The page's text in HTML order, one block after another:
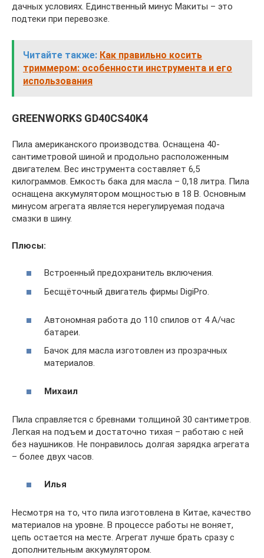
дачных условиях. Единственный минус Макиты – это
подтеки при перевозке.
Читайте также: Как правильно косить
триммером: особенности инструмента и его
использования
GREENWORKS GD40CS40K4
Пила американского производства. Оснащена 40-
сантиметровой шиной и продольно расположенным
двигателем. Вес инструмента составляет 6,5
килограммов. Емкость бака для масла – 0,18 литра. Пила
оснащена аккумулятором мощностью в 18 В. Основным
минусом агрегата является нерегулируемая подача
смазки в шину.
Плюсы:
Встроенный предохранитель включения.
Бесщёточный двигатель фирмы DigiPro.
Автономная работа до 110 спилов от 4 А/час
батареи.
Бачок для масла изготовлен из прозрачных
материалов.
Михаил
Пила справляется с бревнами толщиной 30 сантиметров.
Легкая на подъем и достаточно тихая – работаю с ней
без наушников. Не понравилось долгая зарядка агрегата
– более двух часов.
Илья
Несмотря на то, что пила изготовлена в Китае, качество
материалов на уровне. В процессе работы не воняет,
цепь остается на месте. Агрегат лучше брать сразу с
дополнительным аккумулятором.